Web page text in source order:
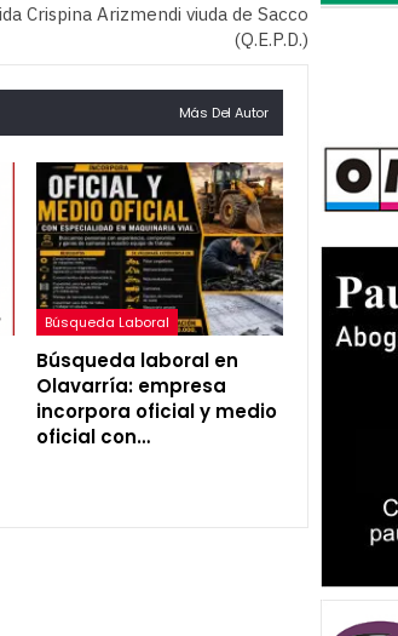
Crispina Arizmendi viuda de Sacco
(Q.E.P.D.)
Más Del Autor
Búsqueda Laboral
Búsqueda laboral en
Olavarría: empresa
incorpora oficial y medio
oficial con…